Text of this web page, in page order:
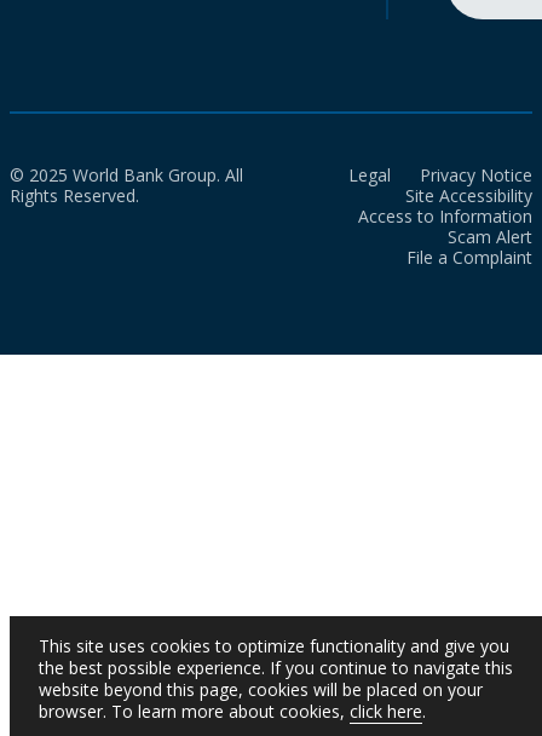
© 2025 World Bank Group. All
Rights Reserved.
Legal
Privacy Notice
Site Accessibility
Access to Information
Scam Alert
File a Complaint
This site uses cookies to optimize functionality and give you
the best possible experience. If you continue to navigate this
website beyond this page, cookies will be placed on your
browser. To learn more about cookies, click here.